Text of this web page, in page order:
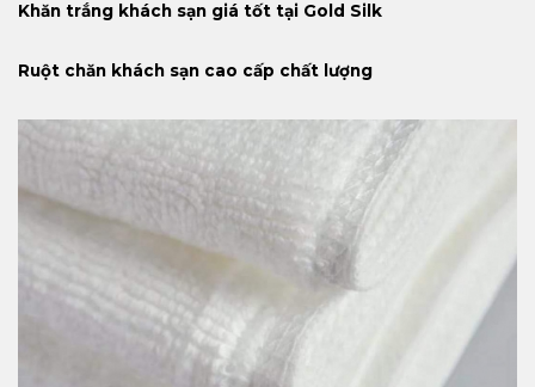
Khăn trắng khách sạn giá tốt tại Gold Silk
Ruột chăn khách sạn cao cấp chất lượng